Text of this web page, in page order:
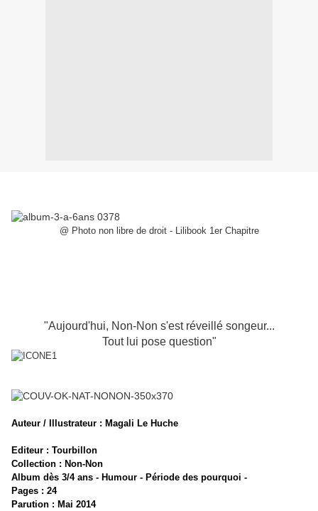
@ Photo non libre de droit - Lilibook 1er Chapitre
"Aujourd'hui, Non-Non s'est réveillé songeur...
Tout lui pose question"
Auteur / Illustrateur : Magali Le Huche
Editeur : Tourbillon
Collection : Non-Non
Album dès 3/4 ans - Humour - Période des pourquoi -
Pages : 24
Parution : Mai 2014